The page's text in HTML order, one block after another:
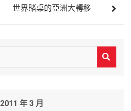
世界賭桌的亞洲大轉移
2011 年 3 月